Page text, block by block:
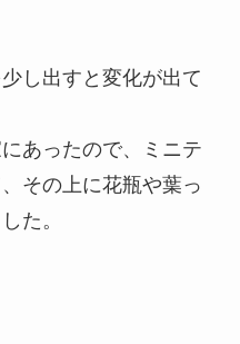
し出すと変化が出て
あったので、ミニテ
その上に花瓶や葉っ
た。